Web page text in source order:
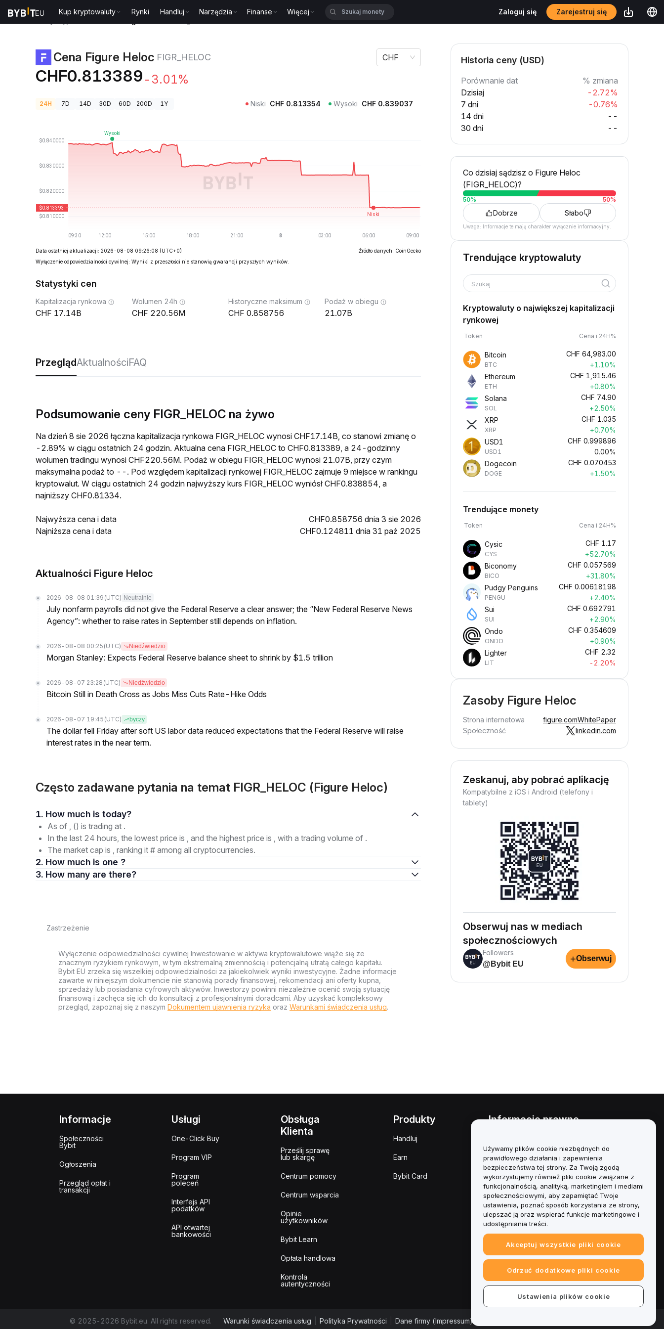
Kup kryptowaluty Rynki Handluj Narzędzia Finanse Więcej Zaloguj się Zarejestruj się
Cena Figure Heloc FIGR_HELOC
CHF0.813389 -3.01%
CHF
24H 7D 14D 30D 60D 200D 1Y Niski CHF 0.813354 Wysoki CHF 0.839037
Data ostatniej aktualizacji: 2026-08-08 09:26:08 (UTC+0)
Źródło danych: CoinGecko
Wyłączenie odpowiedzialności cywilnej: Wyniki z przeszłości nie stanowią gwarancji przyszłych wyników.
Statystyki cen
Kapitalizacja rynkowa
17.14B
Wolumen 24h
220.56M
Historyczne maksimum
0.858756
Podaż w obiegu
21.07B
PrzeglądAktualnościFAQ
Podsumowanie ceny FIGR_HELOC na żywo
Na dzień 8 sie 2026 łączna kapitalizacja rynkowa FIGR_HELOC wynosi CHF17.14B, co stanowi zmianę o
-2.89% w ciągu ostatnich 24 godzin. Aktualna cena FIGR_HELOC to CHF0.813389, a 24-godzinny
wolumen tradingu wynosi CHF220.56M. Podaż w obiegu FIGR_HELOC wynosi 21.07B, przy czym
maksymalna podaż to --. Pod względem kapitalizacji rynkowej FIGR_HELOC zajmuje 9 miejsce w rankingu
kryptowalut. W ciągu ostatnich 24 godzin najwyższy kurs FIGR_HELOC wyniósł CHF0.838854, a
najniższy CHF0.81334.
Najwyższa cena i data
CHF0.858756 dnia 3 sie 2026
Najniższa cena i data
CHF0.124811 dnia 31 paź 2025
Aktualności Figure Heloc
2026-08-08 01:39 (UTC) Neutralnie
July nonfarm payrolls did not give the Federal Reserve a clear answer; the “New Federal Reserve News
Agency”: whether to raise rates in September still depends on inflation.
2026-08-08 00:25 (UTC) Niedźwiedzio
Morgan Stanley: Expects Federal Reserve balance sheet to shrink by $1.5 trillion
2026-08-07 23:28 (UTC) Niedźwiedzio
Bitcoin Still in Death Cross as Jobs Miss Cuts Rate-Hike Odds
2026-08-07 19:45 (UTC) byczy
The dollar fell Friday after soft US labor data reduced expectations that the Federal Reserve will raise
interest rates in the near term.
Często zadawane pytania na temat FIGR_HELOC (Figure Heloc)
1. How much is today?
As of , () is trading at .
In the last 24 hours, the lowest price is , and the highest price is , with a trading volume of .
The market cap is , ranking it # among all cryptocurrencies.
2. How much is one ?
3. How many are there?
Zastrzeżenie
Wyłączenie odpowiedzialności cywilnej Inwestowanie w aktywa kryptowalutowe wiąże się ze
znacznym ryzykiem rynkowym, w tym ekstremalną zmiennością i potencjalną utratą całego kapitału.
Bybit EU zrzeka się wszelkiej odpowiedzialności za jakiekolwiek wyniki inwestycyjne. Żadne informacje
zawarte w niniejszym dokumencie nie stanowią porady finansowej, rekomendacji ani oferty kupna,
sprzedaży lub posiadania cyfrowych aktywów. Inwestorzy powinni niezależnie ocenić swoją sytuację
finansową i zachęca się ich do konsultacji z profesjonalnymi doradcami. Aby uzyskać kompleksowy
przegląd, zapoznaj się z naszym Dokumentem ujawnienia ryzyka oraz Warunkami świadczenia usług.
Historia ceny (USD)
Porównanie dat
% zmiana
Dzisiaj
-2.72%
7 dni
-0.76%
14 dni
--
30 dni
--
Co dzisiaj sądzisz o Figure Heloc
(FIGR_HELOC)?
50% 50%
Dobrze Słabo
Uwaga: Informacje te mają charakter wyłącznie informacyjny.
Trendujące kryptowaluty
Szukaj
Kryptowaluty o największej kapitalizacji
rynkowej
Token Cena i 24H%
Bitcoin
BTC
CHF 64,983.00
+1.10%
Ethereum
ETH
CHF 1,915.46
+0.80%
Solana
SOL
CHF 74.90
+2.50%
XRP
XRP
CHF 1.035
+0.70%
USD1
USD1
CHF 0.999896
0.00%
Dogecoin
DOGE
CHF 0.070453
+1.50%
Trendujące monety
Token Cena i 24H%
Cysic
CYS
CHF 1.17
+52.70%
Biconomy
BICO
CHF 0.057569
+31.80%
Pudgy Penguins
PENGU
CHF 0.00618198
+2.40%
Sui
SUI
CHF 0.692791
+2.90%
Ondo
ONDO
CHF 0.354609
+0.90%
Lighter
LIT
CHF 2.32
-2.20%
Zasoby Figure Heloc
Strona internetowa figure.comWhitePaper
Społeczność
linkedin.com
Zeskanuj, aby pobrać aplikację
Kompatybilne z iOS i Android (telefony i
tablety)
Obserwuj nas w mediach
społecznościowych
Followers
@Bybit EU
+Obserwuj
Informacje
Społeczności
Bybit
Ogłoszenia
Przegląd opłat i
transakcji
Usługi
One-Click Buy
Program VIP
Program
poleceń
Interfejs API
podatków
API otwartej
bankowości
Obsługa
Klienta
Prześlij sprawę
lub skargę
Centrum pomocy
Centrum wsparcia
Opinie
użytkowników
Bybit Learn
Opłata handlowa
Kontrola
autentyczności
Produkty
Handluj
Earn
Bybit Card
Informacje prawne
interesów
Podsumowanie polityki
powiernictwa i zarządzania
Informacje ESG
Biuletyny informacyjne
kryptoaktywów
© 2025-2026 Bybit.eu. All rights reserved. Warunki świadczenia usług Polityka Prywatności Dane firmy (Impressum)
Używamy plików cookie niezbędnych do
prawidłowego działania i zapewnienia
bezpieczeństwa tej strony. Za Twoją zgodą
wykorzystujemy również pliki cookie związane z
funkcjonalnością, analityką, marketingiem i mediami
społecznościowymi, aby zapamiętać Twoje
ustawienia, poznać sposób korzystania ze strony,
ulepszać ją oraz wspierać funkcje marketingowe i
udostępniania treści.
Akceptuj wszystkie pliki cookie
Odrzuć dodatkowe pliki cookie
Ustawienia plików cookie